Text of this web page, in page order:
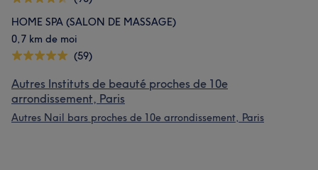
HOME SPA (SALON DE MASSAGE)
0,7 km de moi
(59)
Autres Instituts de beauté proches de 10e
arrondissement, Paris
Autres Nail bars proches de 10e arrondissement, Paris